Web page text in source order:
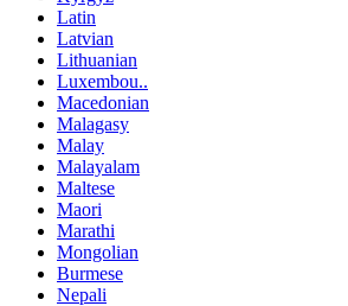
Latin
Latvian
Lithuanian
Luxembou..
Macedonian
Malagasy
Malay
Malayalam
Maltese
Maori
Marathi
Mongolian
Burmese
Nepali